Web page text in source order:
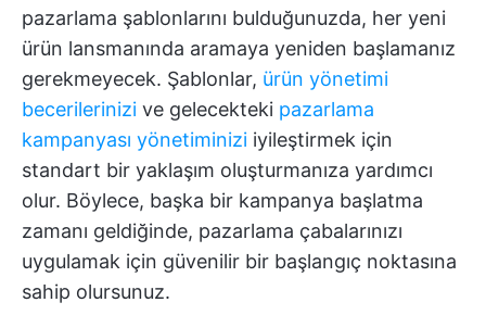
pazarlama şablonlarını bulduğunuzda, her yeni
ürün lansmanında aramaya yeniden başlamanız
gerekmeyecek. Şablonlar, ürün yönetimi
becerilerinizi ve gelecekteki pazarlama
kampanyası yönetiminizi iyileştirmek için
standart bir yaklaşım oluşturmanıza yardımcı
olur. Böylece, başka bir kampanya başlatma
zamanı geldiğinde, pazarlama çabalarınızı
uygulamak için güvenilir bir başlangıç noktasına
sahip olursunuz.